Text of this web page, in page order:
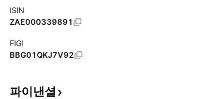
ISIN
ZAE000339891
FIGI
BBG01QKJ7V92
파이낸셜